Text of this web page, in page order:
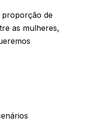
proporção de
as mulheres,